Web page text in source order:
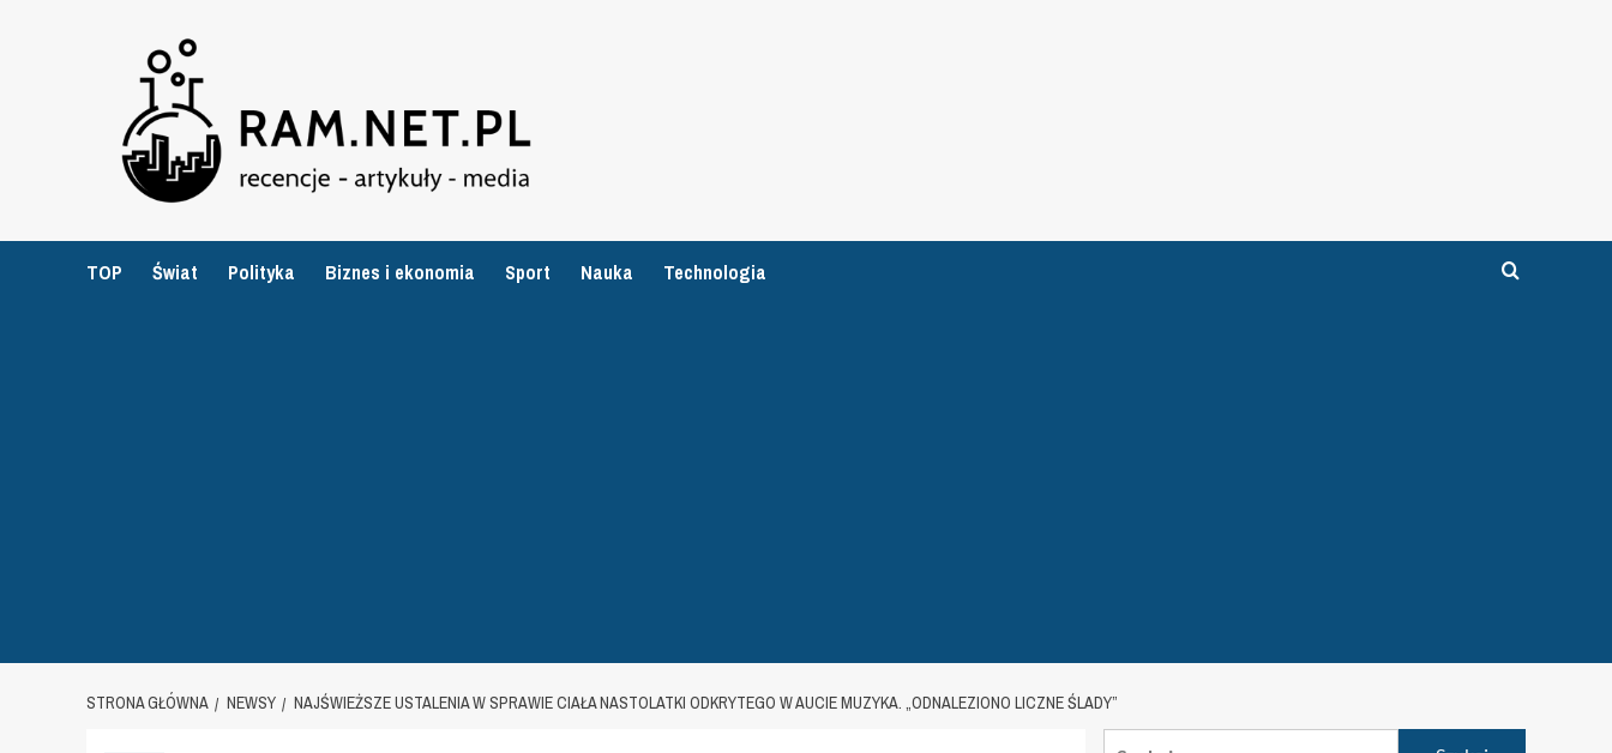
TOP Świat Polityka Biznes i ekonomia Sport Nauka Technologia
STRONA GŁÓWNA NEWSY NAJŚWIEŻSZE USTALENIA W SPRAWIE CIAŁA NASTOLATKI ODKRYTEGO W AUCIE MUZYKA. „ODNALEZIONO LICZNE ŚLADY”